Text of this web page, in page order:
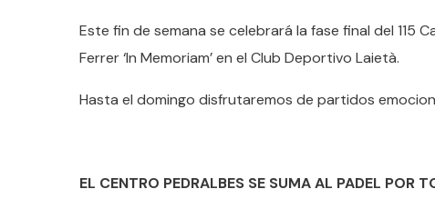
Este fin de semana se celebrará la fase final del
Ferrer ‘In Memoriam’ en el Club Deportivo Laietà.
Hasta el domingo disfrutaremos de partidos
EL CENTRO PEDRALBES SE SUMA AL PADEL POR